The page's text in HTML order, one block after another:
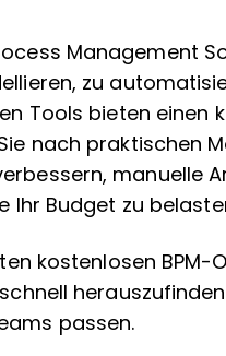
Management
zu
Tools bieten
nach praktischen
manuelle
Ihr Budget zu
kostenlosen
passen.